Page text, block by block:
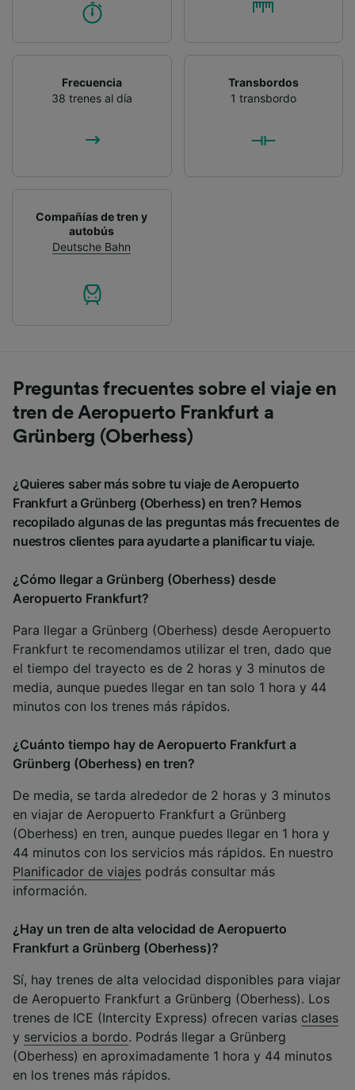
Frecuencia
38 trenes al día
Transbordos
1 transbordo
Compañías de tren y
autobús
Deutsche Bahn
Preguntas frecuentes sobre el viaje en
tren de Aeropuerto Frankfurt a
Grünberg (Oberhess)
¿Quieres saber más sobre tu viaje de Aeropuerto
Frankfurt a Grünberg (Oberhess) en tren? Hemos
recopilado algunas de las preguntas más frecuentes de
nuestros clientes para ayudarte a planificar tu viaje.
¿Cómo llegar a Grünberg (Oberhess) desde
Aeropuerto Frankfurt?
Para llegar a Grünberg (Oberhess) desde Aeropuerto
Frankfurt te recomendamos utilizar el tren, dado que
el tiempo del trayecto es de 2 horas y 3 minutos de
media, aunque puedes llegar en tan solo 1 hora y 44
minutos con los trenes más rápidos.
¿Cuánto tiempo hay de Aeropuerto Frankfurt a
Grünberg (Oberhess) en tren?
De media, se tarda alrededor de 2 horas y 3 minutos
en viajar de Aeropuerto Frankfurt a Grünberg
(Oberhess) en tren, aunque puedes llegar en 1 hora y
44 minutos con los servicios más rápidos. En nuestro
Planificador de viajes podrás consultar más
información.
¿Hay un tren de alta velocidad de Aeropuerto
Frankfurt a Grünberg (Oberhess)?
Sí, hay trenes de alta velocidad disponibles para viajar
de Aeropuerto Frankfurt a Grünberg (Oberhess). Los
trenes de ICE (Intercity Express) ofrecen varias clases
y servicios a bordo. Podrás llegar a Grünberg
(Oberhess) en aproximadamente 1 hora y 44 minutos
en los trenes más rápidos.